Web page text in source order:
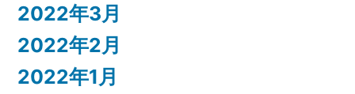
2022年3月
2022年2月
2022年1月